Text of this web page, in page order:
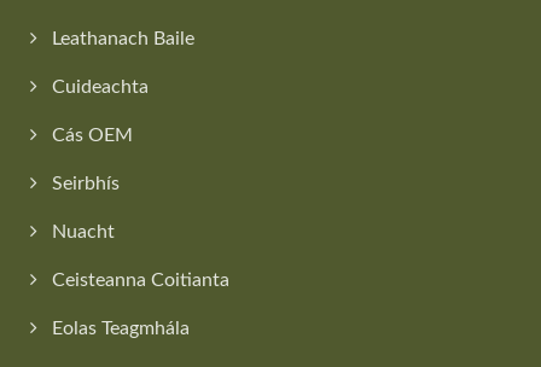
Leathanach Baile
Cuideachta
Cás OEM
Seirbhís
Nuacht
Ceisteanna Coitianta
Eolas Teagmhála